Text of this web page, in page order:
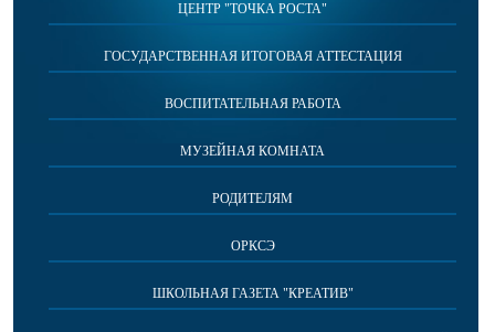
ЦЕНТР "ТОЧКА РОСТА"
ГОСУДАРСТВЕННАЯ ИТОГОВАЯ АТТЕСТАЦИЯ
ВОСПИТАТЕЛЬНАЯ РАБОТА
МУЗЕЙНАЯ КОМНАТА
РОДИТЕЛЯМ
ОРКСЭ
ШКОЛЬНАЯ ГАЗЕТА "КРЕАТИВ"